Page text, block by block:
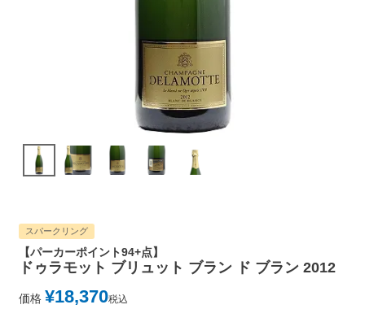
スパークリング
【パーカーポイント94+点】
ドゥラモット ブリュット ブラン ド ブラン 2012
価格 ¥18,370税込